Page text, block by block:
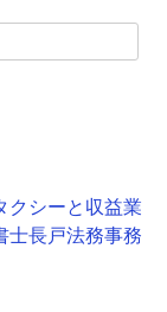
クシーと収益業
士長戸法務事務